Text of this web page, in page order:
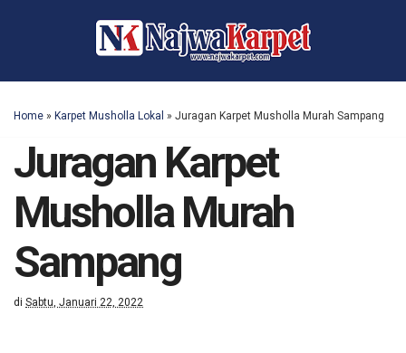
Home » Karpet Musholla Lokal » Juragan Karpet Musholla Murah Sampang
Juragan Karpet
Musholla Murah
Sampang
di Sabtu, Januari 22, 2022